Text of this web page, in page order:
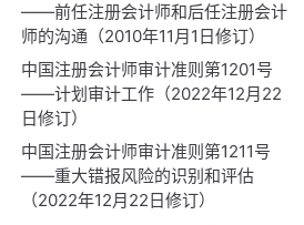
——前任注册会计师和后任注册会计
师的沟通（2010年11月1日修订）
中国注册会计师审计准则第1201号
——计划审计工作（2022年12月22
日修订）
中国注册会计师审计准则第1211号
——重大错报风险的识别和评估
（2022年12月22日修订）